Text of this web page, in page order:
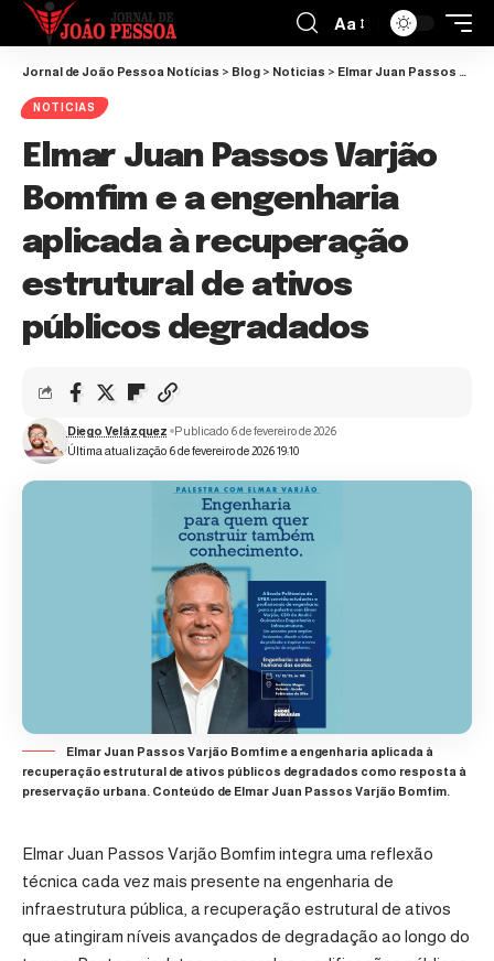
Aa
Jornal de João Pessoa Notícias > Blog > Noticias > Elmar Juan Passos Varjão Bomfim e a engenharia aplicada à recuperação estrutural de ativos públicos degradados
NOTICIAS
Elmar Juan Passos Varjão
Bomfim e a engenharia
aplicada à recuperação
estrutural de ativos
públicos degradados
Última atualização 6 de fevereiro de 2026 19:10
Diego Velázquez Publicado 6 de fevereiro de 2026
Elmar Juan Passos Varjão Bomfim e a engenharia aplicada à
recuperação estrutural de ativos públicos degradados como resposta à
preservação urbana. Conteúdo de Elmar Juan Passos Varjão Bomfim.
Elmar Juan Passos Varjão Bomfim integra uma reflexão
técnica cada vez mais presente na engenharia de
infraestrutura pública, a recuperação estrutural de ativos
que atingiram níveis avançados de degradação ao longo do